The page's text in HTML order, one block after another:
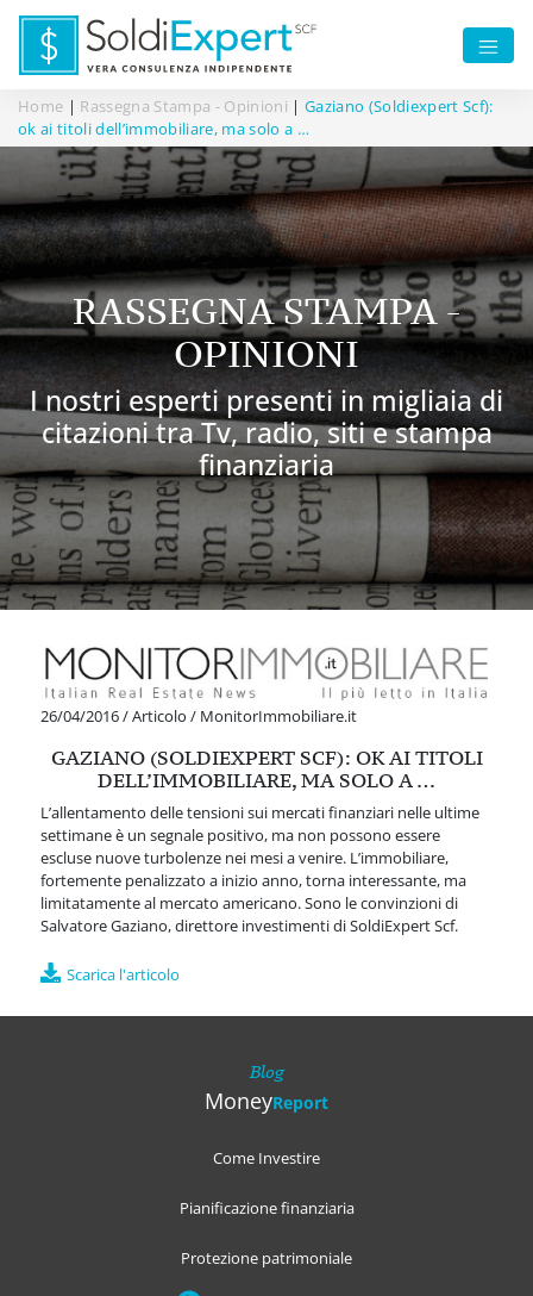
Home | Rassegna Stampa - Opinioni |Gaziano (Soldiexpert Scf):
ok ai titoli dell’immobiliare, ma solo a …
RASSEGNA STAMPA -
OPINIONI
I nostri esperti presenti in migliaia di
citazioni tra Tv, radio, siti e stampa
finanziaria
26/04/2016/Articolo / MonitorImmobiliare.it
GAZIANO (SOLDIEXPERT SCF): OK AI TITOLI
DELL’IMMOBILIARE, MA SOLO A …
L’allentamento delle tensioni sui mercati finanziari nelle ultime
settimane è un segnale positivo, ma non possono essere
escluse nuove turbolenze nei mesi a venire. L’immobiliare,
fortemente penalizzato a inizio anno, torna interessante, ma
limitatamente al mercato americano. Sono le convinzioni di
Salvatore Gaziano, direttore investimenti di SoldiExpert Scf.
Scarica l'articolo
Blog
MoneyReport
Come Investire
Pianificazione finanziaria
Protezione patrimoniale